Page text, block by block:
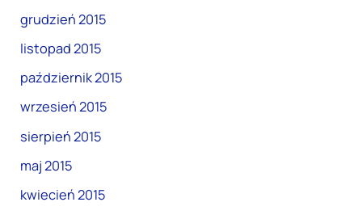
grudzień 2015
listopad 2015
październik 2015
wrzesień 2015
sierpień 2015
maj 2015
kwiecień 2015